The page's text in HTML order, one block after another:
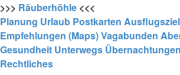
>>> Räuberhöhle <<<
Planung Urlaub Postkarten
Empfehlungen (Maps)Vagabunden
Gesundheit Unterwegs Übernachtungen
Rechtliches